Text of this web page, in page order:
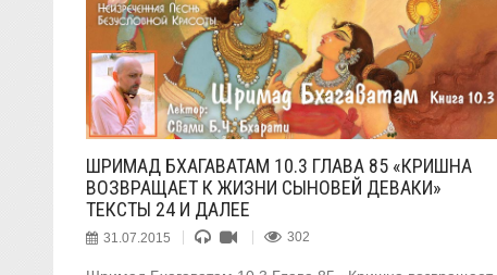
ШРИМАД БХАГАВАТАМ 10.3 ГЛАВА 85 «КРИШНА
ВОЗВРАЩАЕТ К ЖИЗНИ СЫНОВЕЙ ДЕВАКИ»
ТЕКСТЫ 24 И ДАЛЕЕ
31.07.2015 302